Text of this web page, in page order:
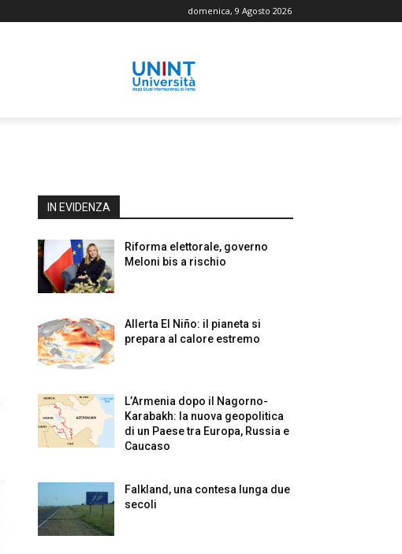
domenica, 9 Agosto 2026
IN EVIDENZA
Riforma elettorale, governo
Meloni bis a rischio
Allerta El Niño: il pianeta si
prepara al calore estremo
L’Armenia dopo il Nagorno-
Karabakh: la nuova geopolitica
di un Paese tra Europa, Russia e
Caucaso
Falkland, una contesa lunga due
secoli